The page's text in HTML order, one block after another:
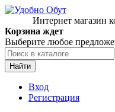
Интернет магазин
Корзина ждет
Выберите любое
Найти
Вход
Регистрация